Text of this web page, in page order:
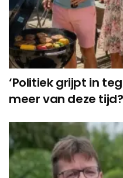
‘Politiek grijpt in
meer van deze